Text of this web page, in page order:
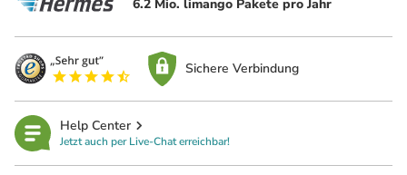
6.2 Mio. limango Pakete pro Jahr
Sichere Verbindung
Help Center
Jetzt auch per Live-Chat erreichbar!